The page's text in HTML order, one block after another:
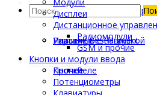
Контакты
Личный кабинет
Кабели
Повышающие
Управление нагрузкой
Реле
Другое
Инструмент
Разъемы
Прочее
Пластик SibFil
Пластик Bestfilament
Дисплеи
Дистанционное
Радиомодули
GSM и прочие
Кнопки и модули ввода
Кнопки
Потенциометры